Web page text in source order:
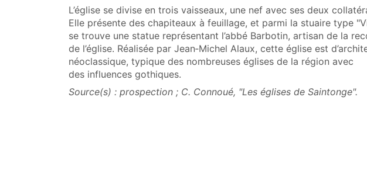
L’église se divise en trois vaisseaux, une nef avec ses deux
Elle présente des chapiteaux à feuillage, et parmi la stuaire type
se trouve une statue représentant l’abbé Barbotin, artisan de la
de l’église. Réalisée par Jean‑Michel Alaux, cette église est
néoclassique, typique des nombreuses églises de la région avec
des influences gothiques.
Source(s) : prospection ; C. Connoué, "Les églises de Saintonge".